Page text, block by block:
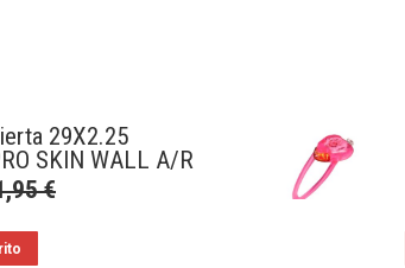
29X2.25
SKIN WALL A/R
€